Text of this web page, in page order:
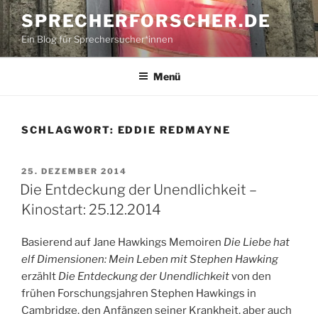
Zum
Inhalt
springen
SPRECHERFORSCHER.DE
Ein Blog für Sprechersucher*innen
Menü
SCHLAGWORT: EDDIE REDMAYNE
VERÖFFENTLICHT
AM
25. DEZEMBER 2014
Die Entdeckung der Unendlichkeit –
Kinostart: 25.12.2014
Basierend auf Jane Hawkings Memoiren Die Liebe hat
elf Dimensionen: Mein Leben mit Stephen Hawking
erzählt Die Entdeckung der Unendlichkeitvon den
frühen Forschungsjahren Stephen Hawkings in
Cambridge, den Anfängen seiner Krankheit, aber auch